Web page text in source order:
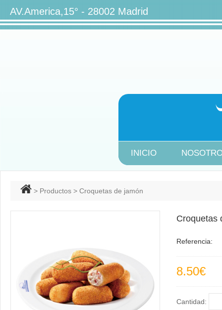
AV.America,15° - 28002
INICIO
> Productos > Croquetas de jamón
Croquetas
Referencia:
8.50€
Cantidad: